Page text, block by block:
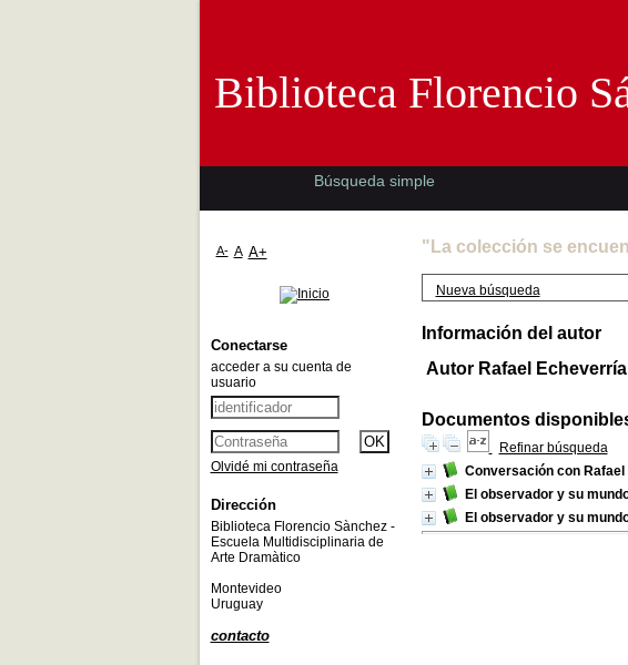
"La colección se
Nueva búsqueda
Información del autor
Autor Rafael Echeverría
Documentos
Refinar búsqueda
Conversación con
El observador y su
El observador y su
Biblioteca Florencio
Búsqueda simple
A- A A+
Conectarse
acceder a su cuenta de
usuario
Olvidé mi contraseña
Dirección
Biblioteca Florencio Sànchez -
Escuela Multidisciplinaria de
Arte Dramàtico
Montevideo
Uruguay
contacto